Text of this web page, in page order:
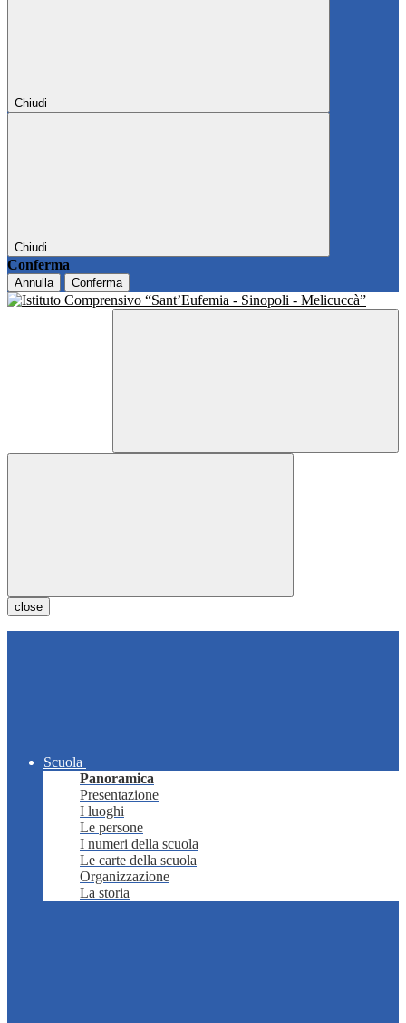
Chiudi
Chiudi
Conferma
Annulla Conferma
close
Scuola
Panoramica
Presentazione
I luoghi
Le persone
I numeri della scuola
Le carte della scuola
Organizzazione
La storia